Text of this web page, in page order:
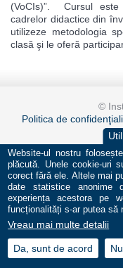
Website-ul nostru
plăcută. Unele cookie-uri
corect fără ele. Altele mai
date statistice anonime
experiența acestora pe
funcționalități s-ar putea să
Vreau mai multe detalii
Da, sunt de acord
(VoCIs)”. Cursul
cadrelor didactice din
utilizeze metodologia
clasă şi le oferă
©
Politica de